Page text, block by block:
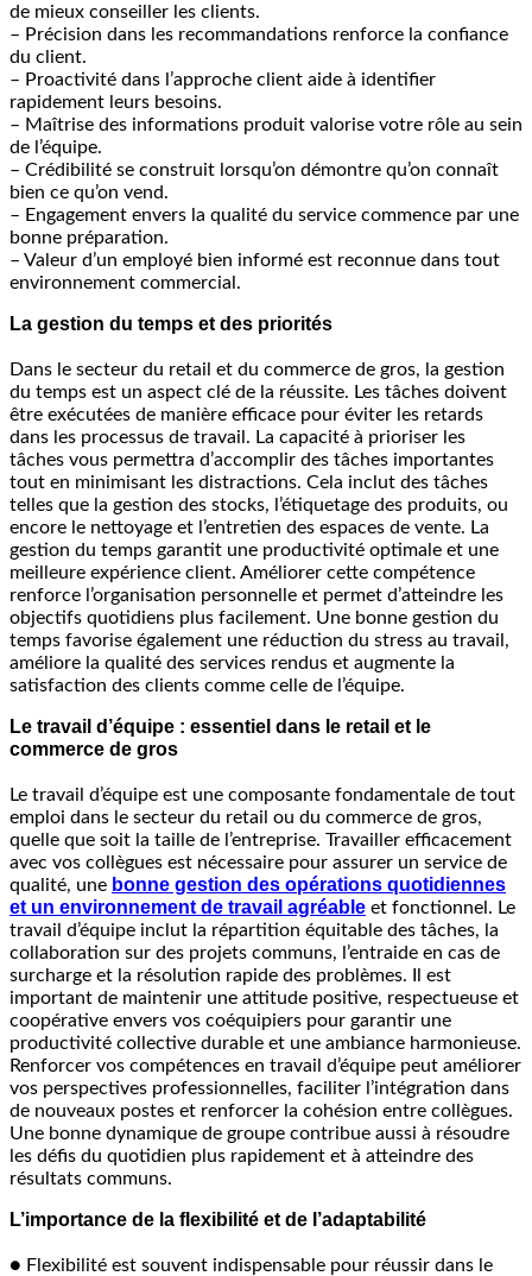
de mieux conseiller les clients.
– Précision dans les recommandations renforce la confiance
du client.
– Proactivité dans l’approche client aide à identifier
rapidement leurs besoins.
– Maîtrise des informations produit valorise votre rôle au sein
de l’équipe.
– Crédibilité se construit lorsqu’on démontre qu’on connaît
bien ce qu’on vend.
– Engagement envers la qualité du service commence par une
bonne préparation.
– Valeur d’un employé bien informé est reconnue dans tout
environnement commercial.
La gestion du temps et des priorités
Dans le secteur du retail et du commerce de gros, la gestion
du temps est un aspect clé de la réussite. Les tâches doivent
être exécutées de manière efficace pour éviter les retards
dans les processus de travail. La capacité à prioriser les
tâches vous permettra d’accomplir des tâches importantes
tout en minimisant les distractions. Cela inclut des tâches
telles que la gestion des stocks, l’étiquetage des produits, ou
encore le nettoyage et l’entretien des espaces de vente. La
gestion du temps garantit une productivité optimale et une
meilleure expérience client. Améliorer cette compétence
renforce l’organisation personnelle et permet d’atteindre les
objectifs quotidiens plus facilement. Une bonne gestion du
temps favorise également une réduction du stress au travail,
améliore la qualité des services rendus et augmente la
satisfaction des clients comme celle de l’équipe.
Le travail d’équipe : essentiel dans le retail et le
commerce de gros
Le travail d’équipe est une composante fondamentale de tout
emploi dans le secteur du retail ou du commerce de gros,
quelle que soit la taille de l’entreprise. Travailler efficacement
avec vos collègues est nécessaire pour assurer un service de
qualité, une bonne gestion des opérations quotidiennes
et un environnement de travail agréable et fonctionnel. Le
travail d’équipe inclut la répartition équitable des tâches, la
collaboration sur des projets communs, l’entraide en cas de
surcharge et la résolution rapide des problèmes. Il est
important de maintenir une attitude positive, respectueuse et
coopérative envers vos coéquipiers pour garantir une
productivité collective durable et une ambiance harmonieuse.
Renforcer vos compétences en travail d’équipe peut améliorer
vos perspectives professionnelles, faciliter l’intégration dans
de nouveaux postes et renforcer la cohésion entre collègues.
Une bonne dynamique de groupe contribue aussi à résoudre
les défis du quotidien plus rapidement et à atteindre des
résultats communs.
L’importance de la flexibilité et de l’adaptabilité
● Flexibilité est souvent indispensable pour réussir dans le